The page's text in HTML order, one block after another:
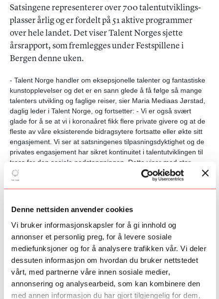
Denne nettsiden anvender cookies
Vi bruker informasjonskapsler for å gi innhold og
annonser et personlig preg, for å levere sosiale
mediefunksjoner og for å analysere trafikken vår. Vi deler
dessuten informasjon om hvordan du bruker nettstedet
vårt, med partnerne våre innen sosiale medier,
annonsering og analysearbeid, som kan kombinere den
med annen informasjon du har gjort tilgjengelig for dem,
Satsingene representerer over 700 talentutviklings-
plasser årlig og er fordelt på 51 aktive programmer
over hele landet. Det viser Talent Norges sjette
årsrapport, som fremlegges under Festspillene i
Bergen denne uken.
- Talent Norge handler om eksepsjonelle talenter og fantastiske
kunstopplevelser og det er en sann glede å få følge så mange
talenters utvikling og faglige reiser, sier Maria Mediaas Jørstad,
daglig leder i Talent Norge, og fortsetter: - Vi er også svært
glade for å se at vi i koronaåret fikk flere private givere og at de
fleste av våre eksisterende bidragsytere fortsatte eller økte sitt
engasjement. Vi ser at satsningenes tilpasningsdyktighet og de
privates engasjement har sikret kontinuitet i talentutviklingen til
tross for den sosiale nedstengningen. Dette viser med stor
tydelighet styrken i vår modell, sier Mediaas Jørstad.
2020 var utløst talentsatsninger til en samlet verdi av 381,2
millioner kroner siden 2015. Av disse kommer over 210,6
millioner kroner fra 52 private bidragsytere. Talent Norge hadde
51 aktive satsninger ved utgangen av 2020. De fleste strekker
seg over to til tre år.
En helhetlig modell – like muligheter og samme sjanse
En sentral målsetning for Talent Norge er å bidra til like